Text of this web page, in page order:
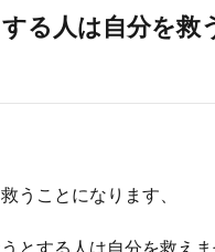
る人は自分を救
うことになります、
とする人は自分を救えま